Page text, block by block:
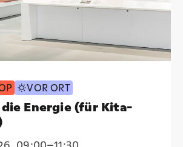
VOR ORT
die Energie (für Kita-